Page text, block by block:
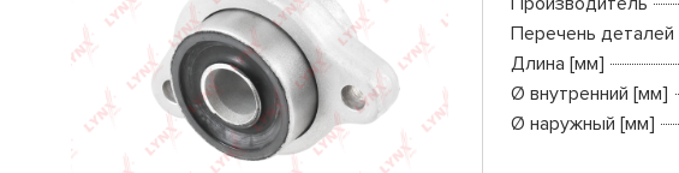
Перечень деталей
Длина [мм]
Ø внутренний [мм]
Ø наружный [мм]